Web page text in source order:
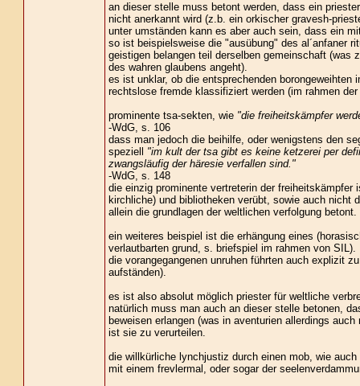
an dieser stelle muss betont werden, dass ein
nicht anerkannt wird (z.b. ein orkischer gravesh-
unter umständen kann es aber auch sein, dass ein
so ist beispielsweise die "ausübung" des al´anfaner
geistigen belangen teil derselben gemeinschaft (was
des wahren glaubens angeht).
es ist unklar, ob die entsprechenden
rechtslose fremde klassifiziert werden (im rahmen
prominente tsa-sekten, wie "die freiheitskämpfer
-WdG, s. 106
dass man jedoch die beihilfe, oder wenigstens den
speziell "im kult der tsa gibt es keine ketzerei per
zwangsläufig der häresie verfallen sind."
-WdG, s. 148
die einzig prominente vertreterin der
kirchliche) und bibliotheken verübt, sowie auch
allein die grundlagen der weltlichen verfolgung betont.
ein weiteres beispiel ist die erhängung eines
verlautbarten grund, s. briefspiel im rahmen von SIL).
die vorangegangenen unruhen führten auch explizit
aufständen).
es ist also absolut möglich priester für weltliche
natürlich muss man auch an dieser stelle betonen,
beweisen erlangen (was in aventurien allerdings
ist sie zu verurteilen.
die willkürliche lynchjustiz durch einen mob, wie
mit einem frevlermal, oder sogar der